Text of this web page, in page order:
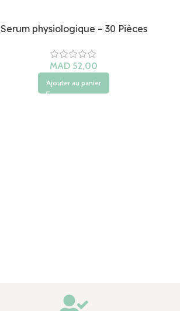
Serum physiologique – 30 Pièces
Ajouter au panier